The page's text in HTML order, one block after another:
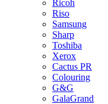
Ricoh
Riso
Samsung
Sharp
Toshiba
Xerox
Cactus PR
Colouring
G&G
GalaGrand